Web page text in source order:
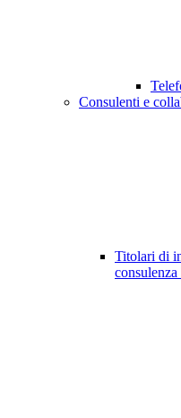
Consulenti e
Titolari di
consulenza